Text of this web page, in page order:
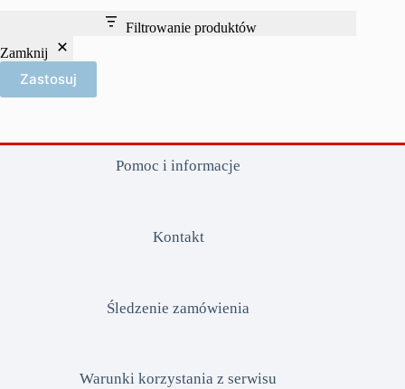
Filtrowanie produktów
Zamknij
Zastosuj
Pomoc i informacje
Kontakt
Śledzenie zamówienia
Warunki korzystania z serwisu